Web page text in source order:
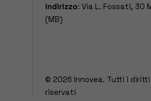
Indirizzo: Via L. Fossati, 30
(MB)
© 2026 Innovea. Tutti i diritti
riservati